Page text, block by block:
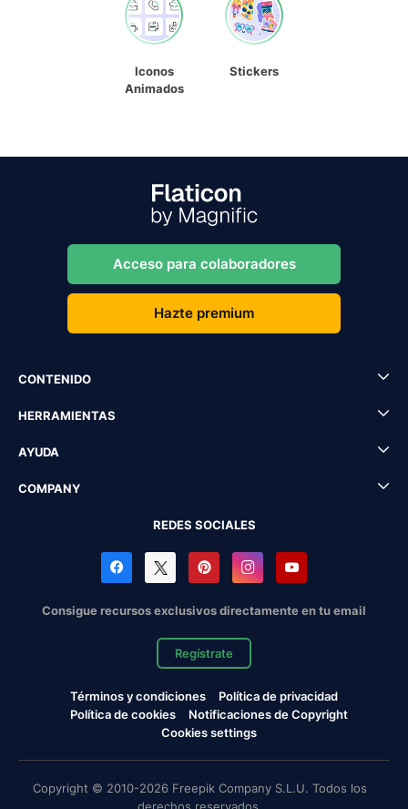
Iconos
Animados
Stickers
Acceso para colaboradores
Hazte premium
CONTENIDO
HERRAMIENTAS
AYUDA
COMPANY
REDES SOCIALES
Consigue recursos exclusivos directamente en tu email
Regístrate
Términos y condiciones
Política de privacidad
Política de cookies
Notificaciones de Copyright
Cookies settings
Copyright © 2010-2026 Freepik Company S.L.U. Todos los